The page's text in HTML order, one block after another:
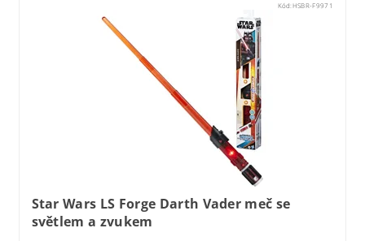
Kód: HSBR-F9971
Star Wars LS Forge Darth Vader meč se
světlem a zvukem